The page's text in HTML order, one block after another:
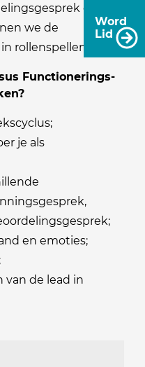
Word
Lid
omvat.
we de
rollenspellen.
Functionerings-
je als
en emoties;
van de lead in